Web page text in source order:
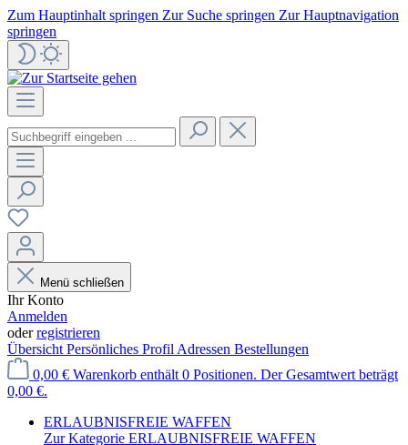
Zum Hauptinhalt springen Zur Suche springen Zur Hauptnavigation
springen
Menü schließen
Ihr Konto
Anmelden
oderregistrieren
Übersicht Persönliches Profil Adressen Bestellungen
0,00 € Warenkorb enthält 0 Positionen. Der Gesamtwert beträgt
0,00 €.
ERLAUBNISFREIE WAFFEN
Zur Kategorie ERLAUBNISFREIE WAFFEN